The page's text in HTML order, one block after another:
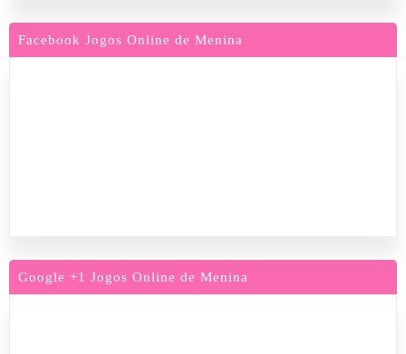
Facebook Jogos Online de Menina
Google +1 Jogos Online de Menina